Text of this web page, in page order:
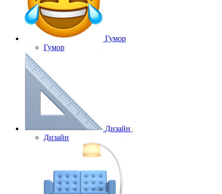
Гумор
Гумор
Дизайн
Дизайн